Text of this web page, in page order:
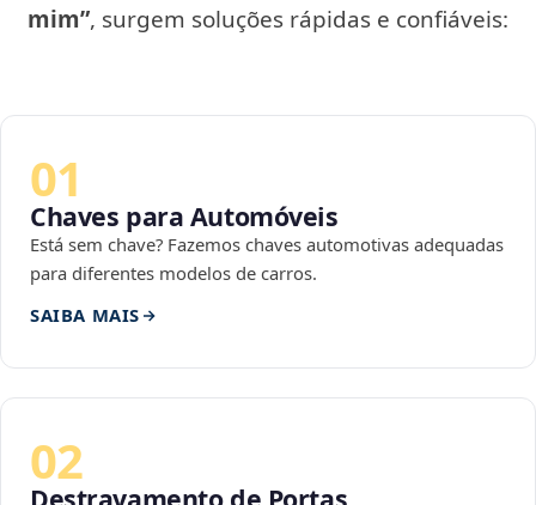
mim”, surgem soluções rápidas e confiáveis:
01
Chaves para Automóveis
Está sem chave? Fazemos chaves automotivas adequadas
para diferentes modelos de carros.
SAIBA MAIS
02